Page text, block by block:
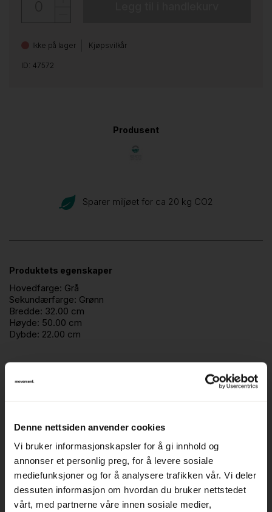
Denne nettsiden anvender cookies
Vi bruker informasjonskapsler for å gi innhold og
annonser et personlig preg, for å levere sosiale
mediefunksjoner og for å analysere trafikken vår. Vi deler
dessuten informasjon om hvordan du bruker nettstedet
vårt, med partnerne våre innen sosiale medier,
Ikke på lager Kjøpsvilkår
ID: 47572
Produsent
Sparer miljøet for ca 20 kg CO2
Produktets egenskaper
Hovedfarge: Grå
Sekundærfarge: Grønn
Bredde: 32.00 cm
Høyde: 50.00 cm
Dybde: 22.00 cm
Beskrivelse
For kildesortering avmatavfall (eller kan merkes om til
annet)
Produsent: Røros produkter
Modell:Femunden 1 x 35 liter
Farge: grålakkert stål, topp i grønt